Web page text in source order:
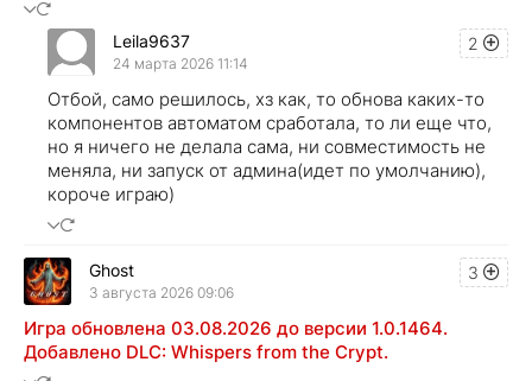
2
Leila9637
24 марта 2026 11:14
Отбой, само решилось, хз как, то обнова каких-то
компонентов автоматом сработала, то ли еще что,
но я ничего не делала сама, ни совместимость не
меняла, ни запуск от админа(идет по умолчанию),
короче играю)
3
Ghost
3 августа 2026 09:06
Игра обновлена 03.08.2026 до версии 1.0.1464.
Добавлено DLC: Whispers from the Crypt.